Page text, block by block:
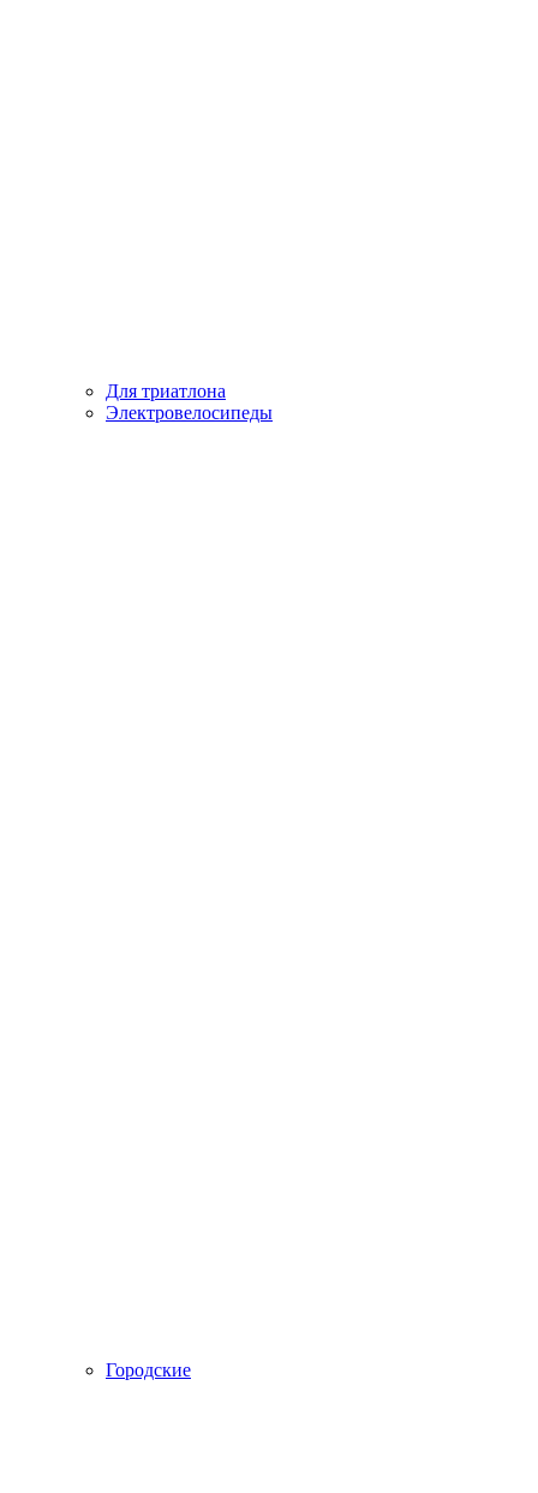
Для триатлона
Электровелосипеды
Городские